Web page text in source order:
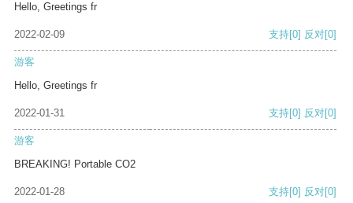
Hello, Greetings fr
2022-02-09 支持[0] 反对[0]
游客
Hello, Greetings fr
2022-01-31 支持[0] 反对[0]
游客
BREAKING! Portable CO2
2022-01-28 支持[0] 反对[0]